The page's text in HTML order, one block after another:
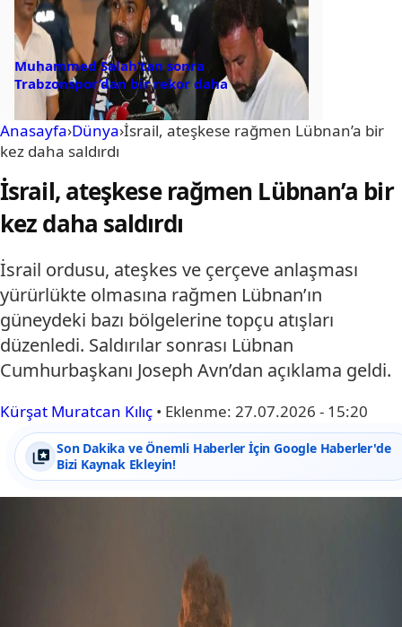
Muhammed Salah’tan sonra
Trabzonspor’dan bir rekor daha
Anasayfa›Dünya›İsrail, ateşkese rağmen Lübnan’a bir
kez daha saldırdı
İsrail, ateşkese rağmen Lübnan’a bir
kez daha saldırdı
İsrail ordusu, ateşkes ve çerçeve anlaşması
yürürlükte olmasına rağmen Lübnan’ın
güneydeki bazı bölgelerine topçu atışları
düzenledi. Saldırılar sonrası Lübnan
Cumhurbaşkanı Joseph Avn’dan açıklama geldi.
Kürşat Muratcan Kılıç • Eklenme: 27.07.2026 - 15:20
Son Dakika ve Önemli Haberler İçin Google Haberler'de
Bizi Kaynak Ekleyin!